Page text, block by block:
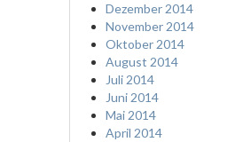
Dezember 2014
November 2014
Oktober 2014
August 2014
Juli 2014
Juni 2014
Mai 2014
April 2014